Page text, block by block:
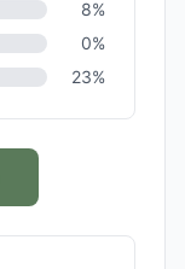
8%
0%
23%